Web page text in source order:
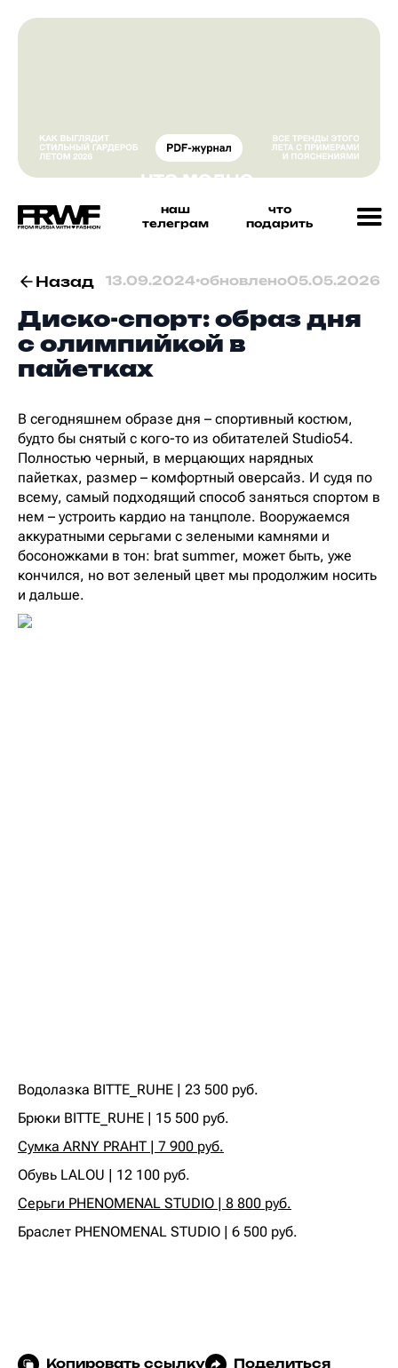
наш
телеграм
что
подарить
Назад 13.09.2024•обновлено05.05.2026
Диско-спорт: образ дня
с олимпийкой в
пайетках
В сегодняшнем образе дня – спортивный костюм,
будто бы снятый с кого-то из обитателей Studio54.
Полностью черный, в мерцающих нарядных
пайетках, размер – комфортный оверсайз. И судя по
всему, самый подходящий способ заняться спортом в
нем – устроить кардио на танцполе. Вооружаемся
аккуратными серьгами с зелеными камнями и
босоножками в тон: brat summer, может быть, уже
кончился, но вот зеленый цвет мы продолжим носить
и дальше.
Водолазка BITTE_RUHE | 23 500 руб.
Брюки BITTE_RUHE | 15 500 руб.
Сумка ARNY PRAHT | 7 900 руб.
Обувь LALOU | 12 100 руб.
Серьги PHENOMENAL STUDIO | 8 800 руб.
Браслет PHENOMENAL STUDIO | 6 500 руб.
Копировать ссылку
Поделиться